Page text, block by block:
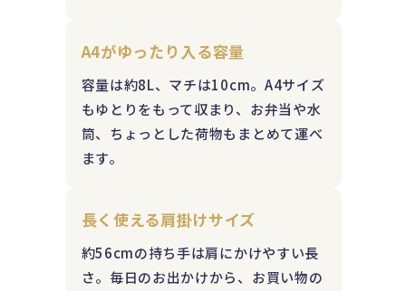
A4がゆったり入る容量
容量は約8L、マチは10cm。A4サイズ
もゆとりをもって収まり、お弁当や水
筒、ちょっとした荷物もまとめて運べ
ます。
長く使える肩掛けサイズ
約56cmの持ち手は肩にかけやすい長
さ。毎日のお出かけから、お買い物の